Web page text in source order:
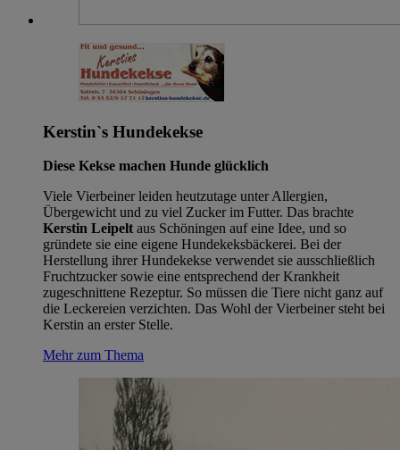
Kerstin`s Hundekekse
Diese Kekse machen Hunde glücklich
Viele Vierbeiner leiden heutzutage unter Allergien,
Übergewicht und zu viel Zucker im Futter. Das brachte
Kerstin Leipelt aus Schöningen auf eine Idee, und so
gründete sie eine eigene Hundekeksbäckerei. Bei der
Herstellung ihrer Hundekekse verwendet sie ausschließlich
Fruchtzucker sowie eine entsprechend der Krankheit
zugeschnittene Rezeptur. So müssen die Tiere nicht ganz auf
die Leckereien verzichten. Das Wohl der Vierbeiner steht bei
Kerstin an erster Stelle.
Mehr zum Thema